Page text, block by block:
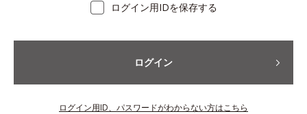
ログイン用IDを保存する
ログイン
ログイン用ID、パスワードがわからない方はこちら